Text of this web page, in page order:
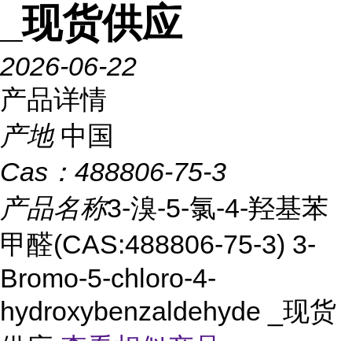
_现货供应
2026-06-22
产品详情
产地 中国
Cas： 488806-75-3
产品名称3-溴-5-氯-4-羟基苯
甲醛(CAS:488806-75-3) 3-
Bromo-5-chloro-4-
hydroxybenzaldehyde _现货